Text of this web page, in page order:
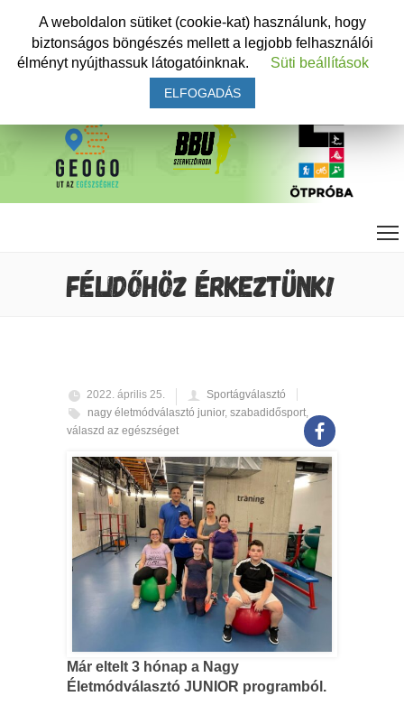
FÉLIDŐHÖZ ÉRKEZTÜNK!
2022. április 25.
Sportágválasztó
nagy életmódválasztó junior, szabadidősport,
válaszd az egészséget
Már eltelt 3 hónap a Nagy
Életmódválasztó JUNIOR programból.
A weboldalon sütiket (cookie-kat) használunk, hogy
biztonságos böngészés mellett a legjobb felhasználói
élményt nyújthassuk látogatóinknak.
Süti beállítások
ELFOGADÁS